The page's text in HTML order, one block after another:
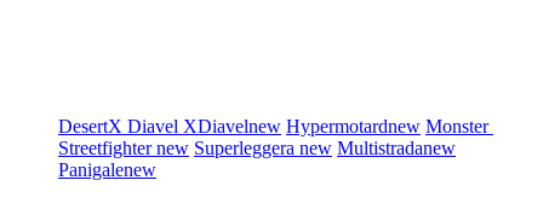
DesertX Diavel XDiavelnew Hypermotardnew Monster
Streetfighternew Superleggera new Multistradanew
Panigalenew